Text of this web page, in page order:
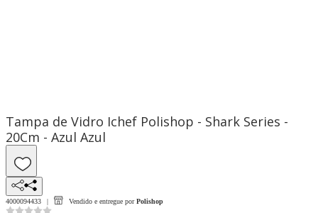
Tampa de Vidro Ichef Polishop - Shark Series -
20Cm - Azul Azul
4000094433 Vendido e entregue por Polishop